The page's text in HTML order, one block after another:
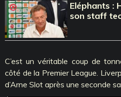
Eléphants :
son staff
C’est un véritable coup de
côté de la Premier League.
d’Arne Slot après une seconde